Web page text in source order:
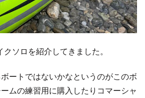
ソロを紹介してきました。
ートではないかなというのがこのボ
ムの練習用に購入したりコマーシャ